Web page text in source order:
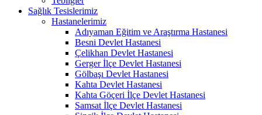
Sağlık Tesislerimiz
Hastanelerimiz
Adıyaman Eğitim ve Araştırma Hastanesi
Besni Devlet Hastanesi
Çelikhan Devlet Hastanesi
Gerger İlçe Devlet Hastanesi
Gölbaşı Devlet Hastanesi
Kahta Devlet Hastanesi
Kahta Göçeri İlçe Devlet Hastanesi
Samsat İlçe Devlet Hastanesi